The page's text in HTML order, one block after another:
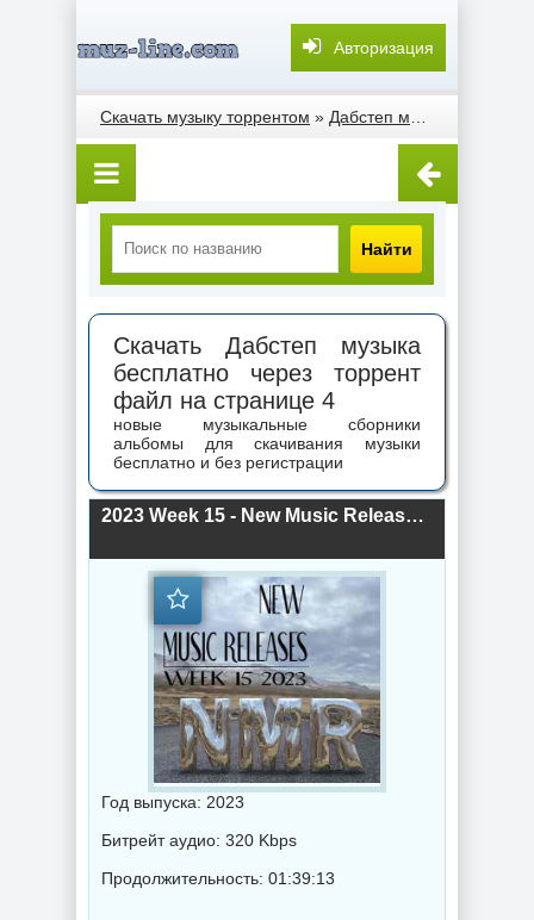
Авторизация
Скачать музыку торрентом » Дабстеп музыка
Найти
Скачать Дабстеп музыка
бесплатно через торрент
файл на странице 4
новые музыкальные сборники
альбомы для скачивания музыки
бесплатно и без регистрации
2023 Week 15 - New Music Releases (2023) торрент
Год выпуска: 2023
Битрейт аудио: 320 Kbps
Продолжительность: 01:39:13